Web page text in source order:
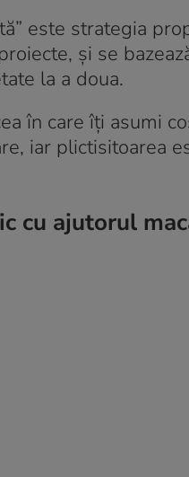
este strategia
și se
la a doua.
în care îți asumi
iar plictisitoarea
cu ajutorul